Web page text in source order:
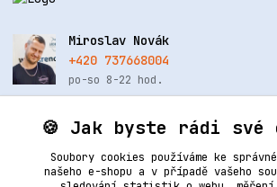
Miroslav Novák
+420 737668004
po-so 8-22 hod.
info@renovacekuze.cz
🍪 Jak byste rádi své
Soubory cookies používáme ke
našeho e-shopu a v případě vašeho